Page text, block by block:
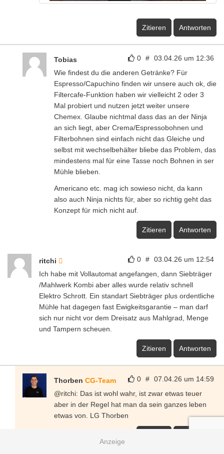
Zitieren Antworten
0 # 03.04.26 um 12:36
Tobias
Wie findest du die anderen Getränke? Für
Espresso/Capuchino finden wir unsere auch ok, die
Filtercafe-Funktion haben wir vielleicht 2 oder 3
Mal probiert und nutzen jetzt weiter unsere
Chemex. Glaube nichtmal dass das an der Ninja
an sich liegt, aber Crema/Espressobohnen und
Filterbohnen sind einfach nicht das Gleiche und
selbst mit wechselbehälter bliebe das Problem, das
mindestens mal für eine Tasse noch Bohnen in ser
Mühle blieben.
Americano etc. mag ich sowieso nicht, da kann
also auch Ninja nichts für, aber so richtig geht das
Konzept für mich nicht auf.
Zitieren Antworten
0 # 03.04.26 um 12:54
ritchi
Ich habe mit Vollautomat angefangen, dann Siebträger
/Mahlwerk Kombi aber alles wurde relativ schnell
Elektro Schrott. Ein standart Siebträger plus ordentliche
Mühle hat dagegen fast Ewigkeitsgarantie – man darf
sich nur nicht vor dem Dreisatz aus Mahlgrad, Menge
und Tampern scheuen.
Zitieren Antworten
0 # 07.04.26 um 14:59
Thorben CG-Team
@ritchi: Das ist wohl wahr, ist zwar etwas teuer
aber in der Regel hat man da sein ganzes leben
etwas von. LG Thorben